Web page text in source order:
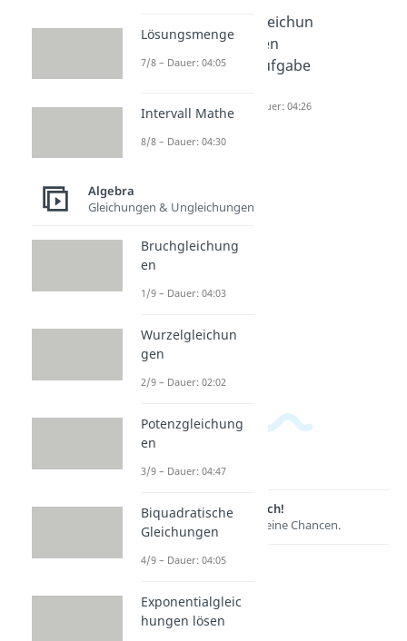
tische
Gleichun
Dauer: 04:05
tialgleich
ungen
Dauer: 03:46
Gleichun
gen
Aufgabe
Dauer: 04:26
Lernen lohnt sich!
Entdecke hier deine Chancen.
Lösungsmenge
7/8 – Dauer: 04:05
Intervall Mathe
8/8 – Dauer: 04:30
Algebra
Gleichungen & Ungleichungen
Bruchgleichung
en
1/9 – Dauer: 04:03
Wurzelgleichun
gen
2/9 – Dauer: 02:02
Potenzgleichung
en
3/9 – Dauer: 04:47
Biquadratische
Gleichungen
4/9 – Dauer: 04:05
Exponentialgleic
hungen lösen